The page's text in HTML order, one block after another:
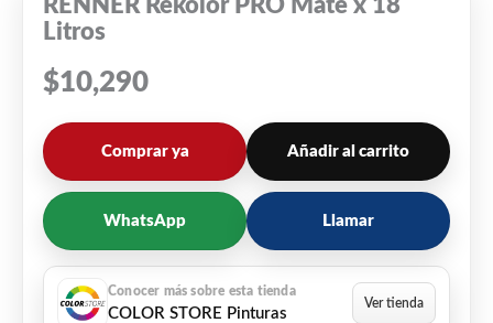
RENNER Rekolor PRO Mate x 18
Litros
$10,290
Comprar ya Añadir al carrito
WhatsApp Llamar
COLOR STORE Pinturas